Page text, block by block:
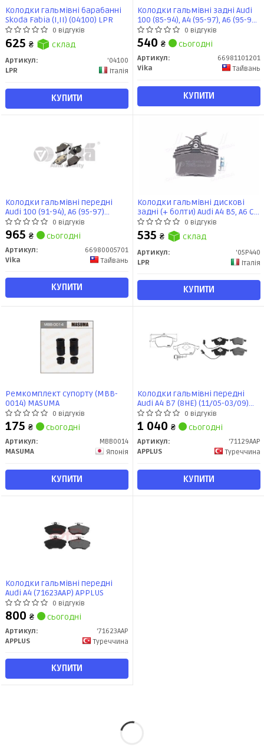
Колодки гальмівні барабанні
Skoda Fabia (I,II) (04100) LPR
0 відгуків
625 ₴ склад
Артикул:
'04100
LPR
Італія
КУПИТИ
Колодки гальмівні задні Audi
100 (85-94), A4 (95-97), A6 (95-97),
A8 (94-99) (66981101201) VIKA
0 відгуків
540 ₴ сьогодні
Артикул:
66981101201
Vika
Тайвань
КУПИТИ
Колодки гальмівні передні
Audi 100 (91-94), A6 (95-97)
(66980005701) VIKA
0 відгуків
965 ₴ сьогодні
Артикул:
66980005701
Vika
Тайвань
КУПИТИ
Колодки гальмівні дискові
задні (+ болти) Audi A4 B5, A6 C4,
100 (C3,C4) (05P440) LPR
0 відгуків
535 ₴ склад
Артикул:
'05P440
LPR
Італія
КУПИТИ
Ремкомплект супорту (MBB-
0014) MASUMA
0 відгуків
175 ₴ сьогодні
Артикул:
MBB0014
MASUMA
Японія
КУПИТИ
Колодки гальмiвнi передні
Audi A4 B7 (8HE) (11/05-03/09)
(71129AAP) APPLUS
0 відгуків
1 040 ₴ сьогодні
Артикул:
'71129AAP
APPLUS
Туреччина
КУПИТИ
Колодки гальмiвнi передні
Audi A4 (71623AAP) APPLUS
0 відгуків
800 ₴ сьогодні
Артикул:
'71623AAP
APPLUS
Туреччина
КУПИТИ